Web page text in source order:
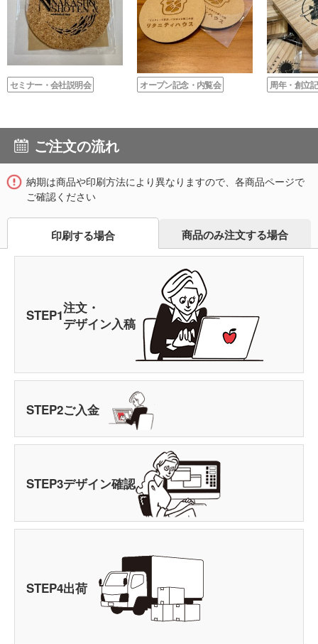
セミナー・会社説明会 オープン記念・内覧会 周年・創立
ご注文の流れ
納期は商品や印刷方法により異なりますので、各商品ページで
ご確認ください
印刷する場合 商品のみ注文する場合
STEP1注文・
デザイン入稿
STEP2ご入金
STEP3デザイン確認
STEP4出荷